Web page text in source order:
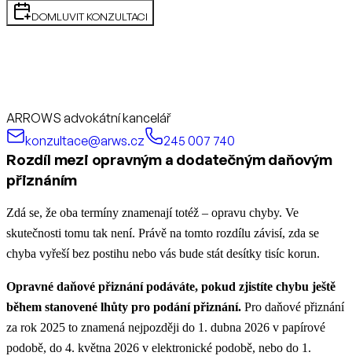
DOMLUVIT KONZULTACI
ARROWS advokátní kancelář
konzultace@arws.cz
245 007 740
Rozdíl mezi opravným a dodatečným daňovým
přiznáním
Zdá se, že oba termíny znamenají totéž – opravu chyby. Ve
skutečnosti tomu tak není. Právě na tomto rozdílu závisí, zda se
chyba vyřeší bez postihu nebo vás bude stát desítky tisíc korun.
Opravné daňové přiznání podáváte, pokud zjistíte chybu ještě
během stanovené lhůty pro podání přiznání. Pro daňové přiznání
za rok 2025 to znamená nejpozději do 1. dubna 2026 v papírové
podobě, do 4. května 2026 v elektronické podobě, nebo do 1.